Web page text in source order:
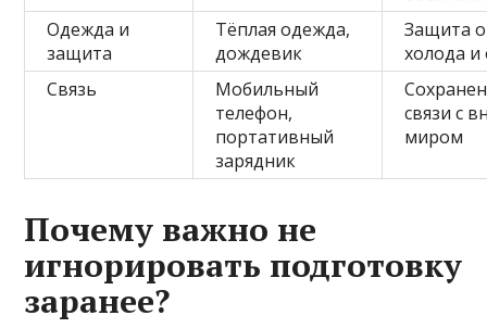
Одежда и
защита
Тёплая одежда,
дождевик
Защита
холода и
Связь
Мобильный
телефон,
портативный
зарядник
связи с
миром
Почему важно не
игнорировать подготовку
заранее?